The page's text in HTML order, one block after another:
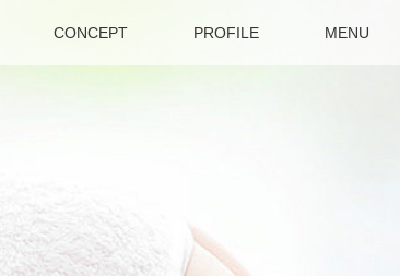
CONCEPT PROFILE MENU